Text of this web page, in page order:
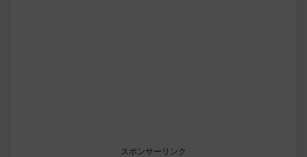
スポンサーリンク